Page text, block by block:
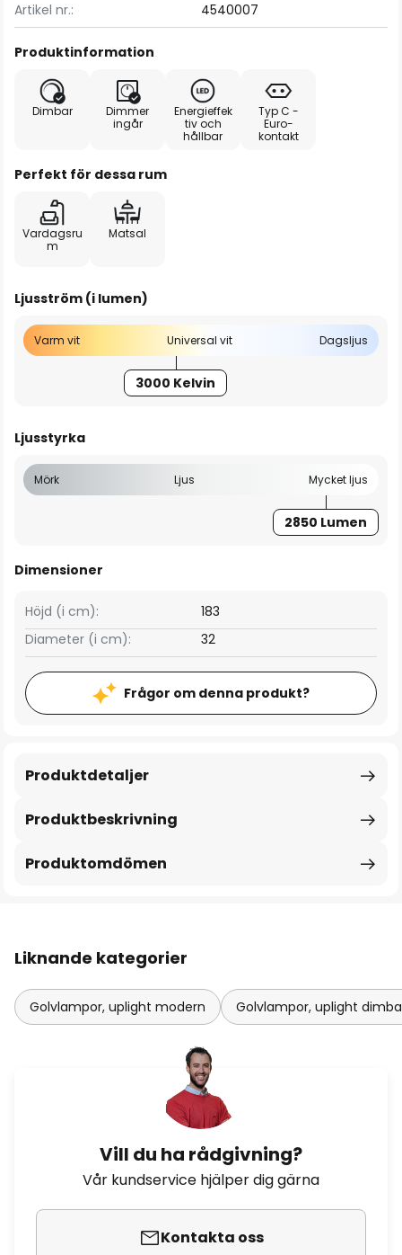
Artikel nr.: 4540007
Produktinformation
Dimbar
Dimmer
ingår
Energieffek
tiv och
hållbar
Typ C -
Euro-
kontakt
Perfekt för dessa rum
Vardagsru
m
Matsal
Ljusström (i lumen)
Varm vit Universal vit Dagsljus
3000 Kelvin
Ljusstyrka
Mörk Ljus Mycket ljus
2850 Lumen
Dimensioner
Höjd (i cm):
183
Diameter (i cm):
32
Frågor om denna produkt?
Produktbeskrivning
Produktdetaljer
Produktomdömen
Liknande kategorier
Golvlampor, uplight modern Golvlampor, uplight
Vill du ha rådgivning?
Vår kundservice hjälper dig gärna
Kontakta oss